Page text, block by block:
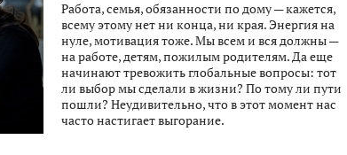
Работа, семья, обязанности по дому — кажется,
всему этому нет ни конца, ни края. Энергия на
нуле, мотивация тоже. Мы всем и вся должны —
на работе, детям, пожилым родителям. Да еще
начинают тревожить глобальные вопросы: тот
ли выбор мы сделали в жизни? По тому ли пути
пошли? Неудивительно, что в этот момент нас
часто настигает выгорание.